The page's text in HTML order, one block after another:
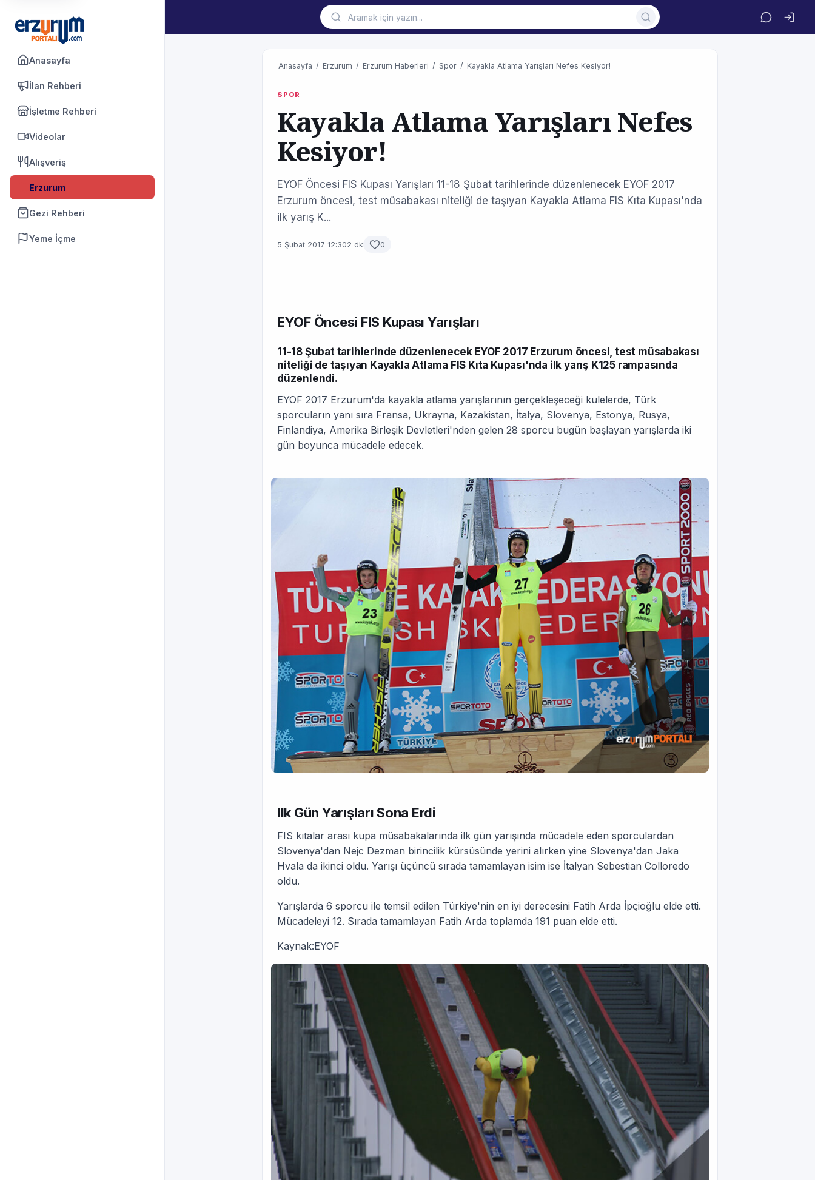
Anasayfa
İlan Rehberi
İşletme Rehberi
Videolar
Alışveriş
Erzurum
Gezi Rehberi
Yeme İçme
Anasayfa / Erzurum / Erzurum Haberleri / Spor / Kayakla Atlama Yarışları Nefes Kesiyor!
SPOR
Kayakla Atlama Yarışları Nefes
Kesiyor!
EYOF Öncesi FIS Kupası Yarışları 11-18 Şubat tarihlerinde düzenlenecek EYOF 2017
Erzurum öncesi, test müsabakası niteliği de taşıyan Kayakla Atlama FIS Kıta Kupası'nda
ilk yarış K...
5 Şubat 2017 12:302 dk 0
EYOF Öncesi FIS Kupası Yarışları
11-18 Şubat tarihlerinde düzenlenecek EYOF 2017 Erzurum öncesi, test müsabakası
niteliği de taşıyan Kayakla Atlama FIS Kıta Kupası'nda ilk yarış K125 rampasında
düzenlendi.
EYOF 2017 Erzurum'da kayakla atlama yarışlarının gerçekleşeceği kulelerde, Türk
sporcuların yanı sıra Fransa, Ukrayna, Kazakistan, İtalya, Slovenya, Estonya, Rusya,
Finlandiya, Amerika Birleşik Devletleri'nden gelen 28 sporcu bugün başlayan yarışlarda iki
gün boyunca mücadele edecek.
llk Gün Yarışları Sona Erdi
FIS kıtalar arası kupa müsabakalarında ilk gün yarışında mücadele eden sporculardan
Slovenya'dan Nejc Dezman birincilik kürsüsünde yerini alırken yine Slovenya'dan Jaka
Hvala da ikinci oldu. Yarışı üçüncü sırada tamamlayan isim ise İtalyan Sebestian Colloredo
oldu.
Yarışlarda 6 sporcu ile temsil edilen Türkiye'nin en iyi derecesini Fatih Arda İpçioğlu elde etti.
Mücadeleyi 12. Sırada tamamlayan Fatih Arda toplamda 191 puan elde etti.
Kaynak:EYOF